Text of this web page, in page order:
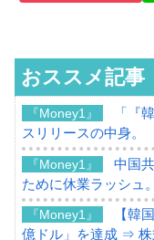
おススメ記事
『Money1』
「『
スリリースの中身。
『Money1』
中国
ために休業ラッシュ。
『Money1』
【韓
億ドル」を達成 ⇒ 株